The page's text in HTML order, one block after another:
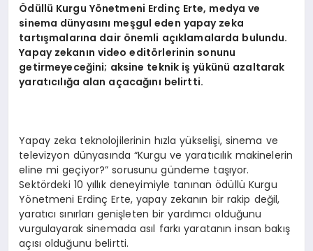
Ödüllü Kurgu Yönetmeni Erdinç Erte, medya ve
sinema dünyasını meşguleden yapay zeka
tartışmalarına dair önemli açıklamalarda bulundu.
Yapay zekanın video editörlerinin sonunu
getirmeyeceğini; aksine teknik iş yükünü azaltarak
yaratıcılığa alan açacağını belirtti.
Yapay zeka teknolojilerinin hızla yükselişi, sinema ve
televizyon dünyasında “Kurgu ve yaratıcılık makinelerin
eline mi geçiyor?” sorusunu gündeme taşıyor.
Sektördeki 10 yıllık deneyimiyle tanınan ödüllü Kurgu
Yönetmeni Erdinç Erte, yapay zekanın bir rakip değil,
yaratıcı sınırları genişleten bir yardımcı olduğunu
vurgulayarak sinemada asıl farkı yaratanın insan bakış
açısı olduğunu belirtti.